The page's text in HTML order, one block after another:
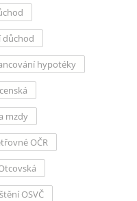
důchod
hypotéky
mzdy
OČR
OSVČ